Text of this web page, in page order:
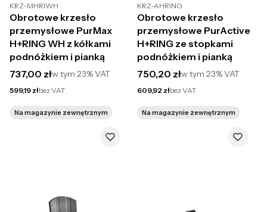
KRZ-MHRIWH
Obrotowe krzesło
przemysłowe PurMax
H+RING WH z kółkami
podnóżkiem i pianką
Cena brutto
737,00 złw tym 23%VAT
Cena netto
599,19 złbez VAT
Na magazynie zewnętrznym
KRZ-AHRING
Obrotowe krzesło
przemysłowe PurActive
H+RING ze stopkami
podnóżkiem i pianką
Cena brutto
750,20 złw tym23%VAT
Cena netto
609,92 złbez VAT
Na magazynie zewnętrznym